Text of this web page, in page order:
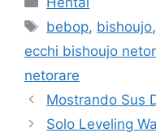
Etiquetas
bebop, bishoujo,
ecchi bishoujo
netorare
Mostrando Sus
Solo Leveling